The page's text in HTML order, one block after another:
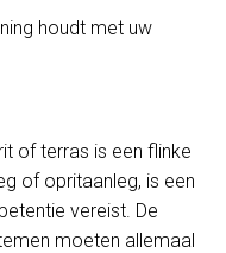
houdt met uw
of terras is een flinke
of opritaanleg, is een
vereist. De
moeten allemaal